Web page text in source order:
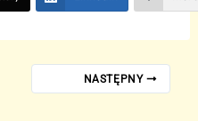
NASTĘPNY